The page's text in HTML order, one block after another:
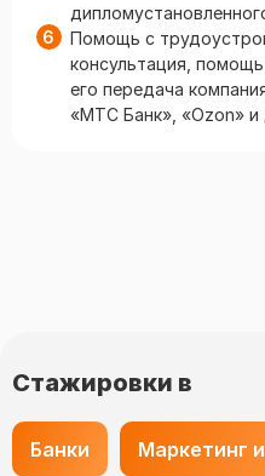
Помощь с
консультация,
его передача
«МТС Банк», «Ozon» и
Стажировки в
Банки Маркетинг и